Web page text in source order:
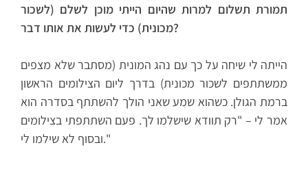
תמורת תשלום למרות שהיום הייתי מוכן לשלם (לשכור
מכונית) כדי לעשות את אותו דבר?
הייתה לי שיחה על כך עם נהג המונית (מסתבר שלא מצפים
ממשתתפים לשכור מכונית) בדרך ליום הצילומים הראשון
ברמת הגולן. כשהוא שמע שאני הולך להשתתף בסדרה הוא
אמר לי – "רק תוודא שישלמו לך. פעם השתתפתי בצילומים
ובסוף לא שילמו לי."